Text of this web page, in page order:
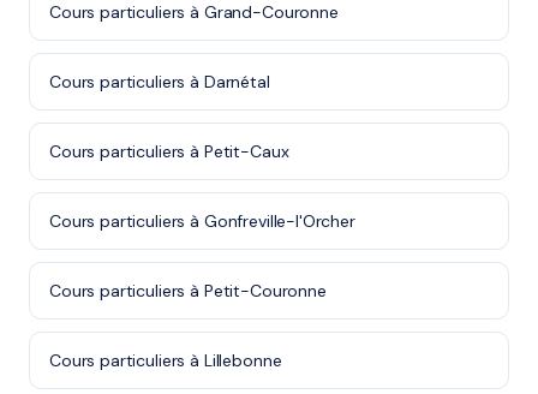
Cours particuliers à Grand-Couronne
Cours particuliers à Darnétal
Cours particuliers à Petit-Caux
Cours particuliers à Gonfreville-l'Orcher
Cours particuliers à Petit-Couronne
Cours particuliers à Lillebonne